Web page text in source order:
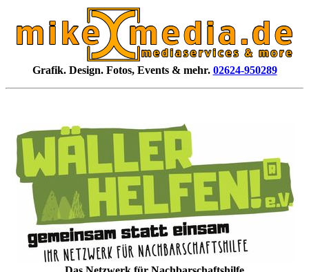
Grafik. Design. Fotos, Events & mehr. 02624-950289